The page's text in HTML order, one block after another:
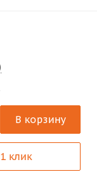
В корзину
клик